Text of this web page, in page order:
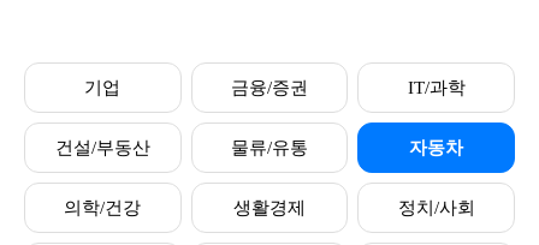
기업 금융/증권 IT/과학
건설/부동산 물류/유통 자동차
의학/건강 생활경제 정치/사회